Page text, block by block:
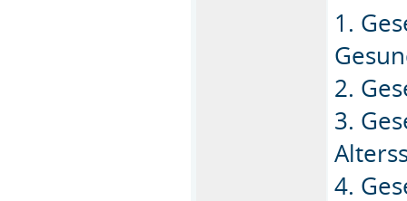
1.
2.
3.
4.